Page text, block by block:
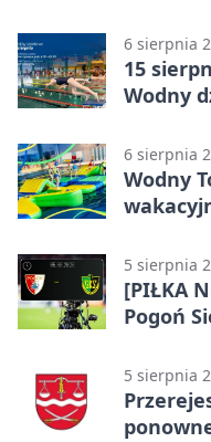
6 sierpnia
15
Wodny
6 sierpnia
Wodny
5 sierpnia
[PIŁKA
Pogoń
5 sierpnia